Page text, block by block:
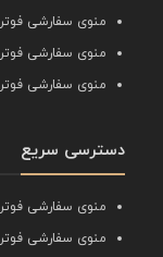
منوی سفارشی فوتر
منوی سفارشی فوتر
منوی سفارشی فوتر
دسترسی سریع
منوی سفارشی فوتر
منوی سفارشی فوتر